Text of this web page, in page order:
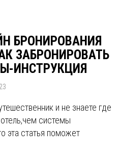
БРОНИРОВАНИЯ
ЗАБРОНИРОВАТЬ
ИНСТРУКЦИЯ
и не знаете где
системы
эта статья поможет